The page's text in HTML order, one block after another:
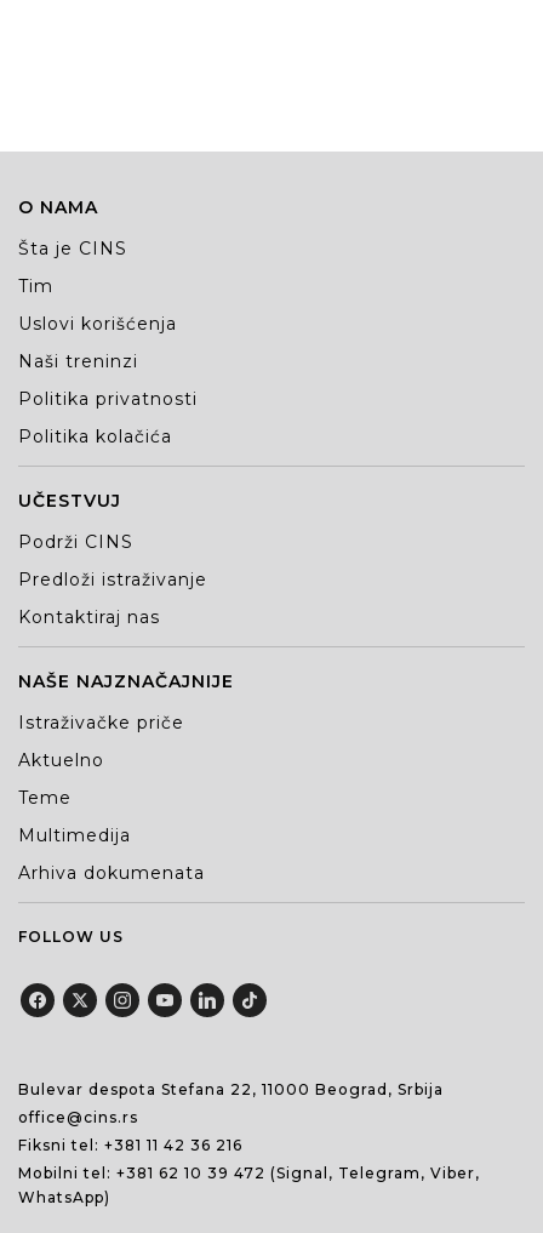
O NAMA
Šta je CINS
Tim
Uslovi korišćenja
Naši treninzi
Politika privatnosti
Politika kolačića
UČESTVUJ
Podrži CINS
Predloži istraživanje
Kontaktiraj nas
NAŠE NAJZNAČAJNIJE
Istraživačke priče
Aktuelno
Teme
Multimedija
Arhiva dokumenata
FOLLOW US
Bulevar despota Stefana 22, 11000 Beograd, Srbija
office@cins.rs
Fiksni tel: +381 11 42 36 216
Mobilni tel: +381 62 10 39 472 (Signal, Telegram, Viber,
WhatsApp)